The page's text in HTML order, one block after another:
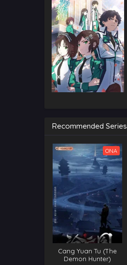
Recommended Series
ONA
Cang Yuan Tu (The
Demon Hunter)